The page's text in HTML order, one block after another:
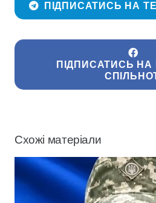
ПІДПИСАТИСЬ НА
ПІДПИСАТИСЬ НА
Схожі матеріали